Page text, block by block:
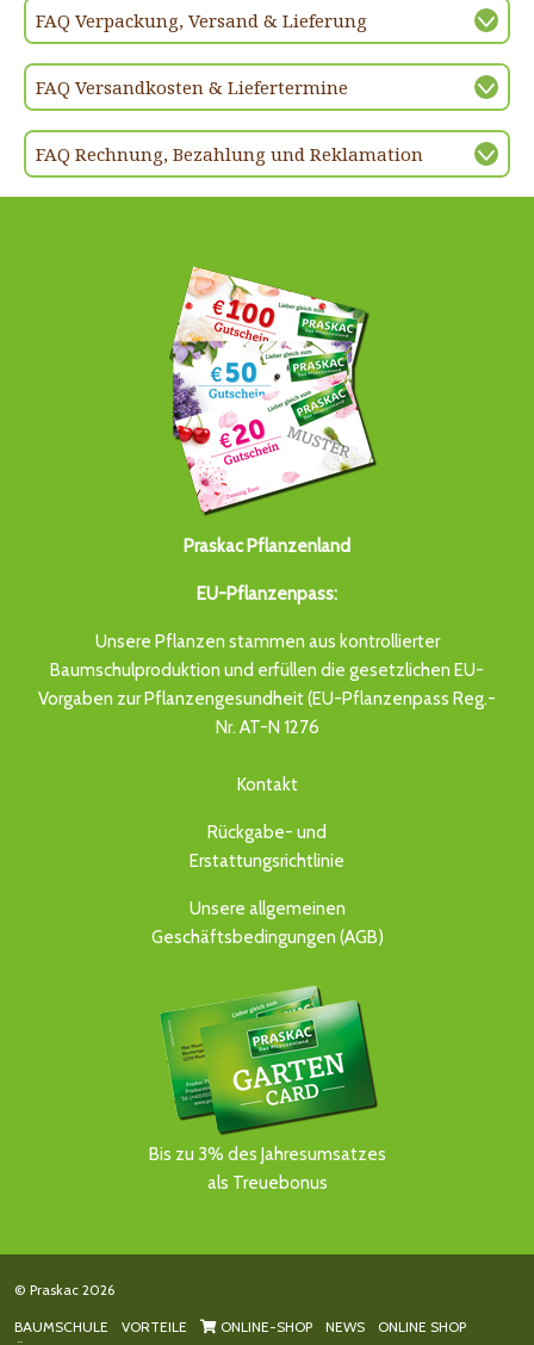
FAQ Verpackung, Versand & Lieferung
FAQ Versandkosten & Liefertermine
FAQ Rechnung, Bezahlung und Reklamation
Praskac Pflanzenland
EU-Pflanzenpass:
Unsere Pflanzen stammen aus kontrollierter
Baumschulproduktion und erfüllen die gesetzlichen EU-
Vorgaben zur Pflanzengesundheit (EU-Pflanzenpass Reg.-
Nr. AT-N 1276
Kontakt
Rückgabe- und
Erstattungsrichtlinie
Unsere allgemeinen
Geschäftsbedingungen (AGB)
Bis zu 3% des Jahresumsatzes
als Treuebonus
© Praskac 2026
BAUMSCHULE VORTEILE ONLINE-SHOP NEWS
ONLINE SHOP